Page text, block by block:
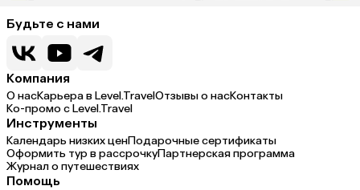
Будьте с нами
Компания
О насКарьера в Level.TravelОтзывы о насКонтакты
Ко-промо с Level.Travel
Инструменты
Календарь низких ценПодарочные сертификаты
Оформить тур в рассрочкуПартнерская программа
Журнал о путешествиях
Помощь